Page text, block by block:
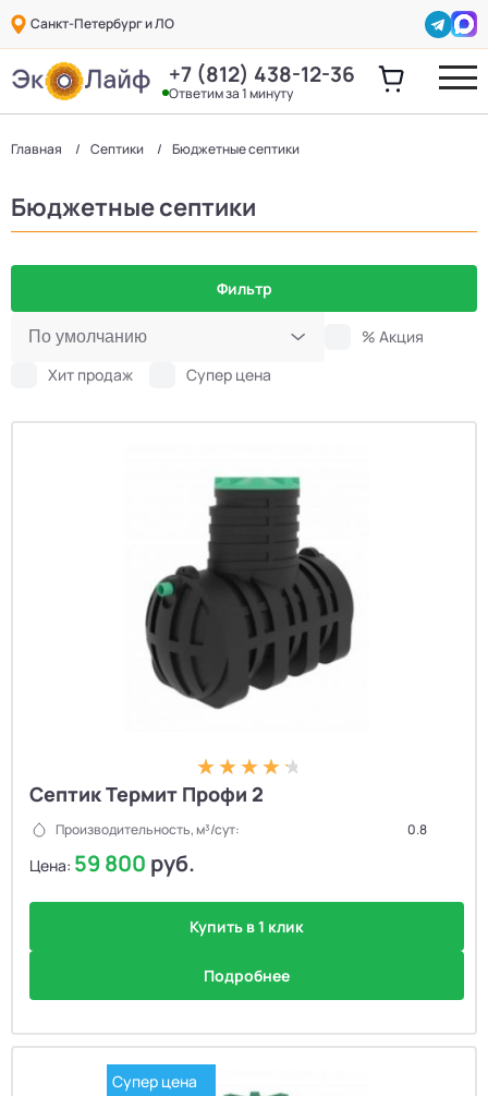
Санкт-Петербург и ЛО
+7 (812) 438-12-36
Ответим за 1 минуту
Главная Септики Бюджетные септики
Бюджетные септики
Фильтр
% Акция
Хит продаж
Супер цена
Септик Термит Профи 2
Производительность, м³/сут: 0.8
Цена: 59 800 руб.
Купить в 1 клик
Подробнее
Супер цена